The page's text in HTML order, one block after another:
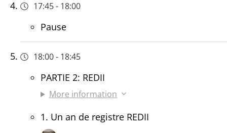
17:45- 18:00
Pause
18:00- 18:45
PARTIE 2: REDII
More information
1. Un an de registre REDII